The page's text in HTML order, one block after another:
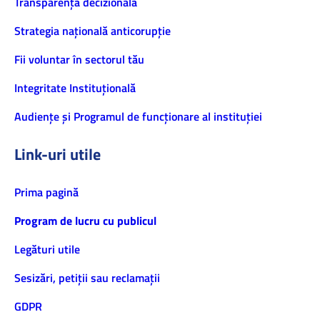
Strategia națională anticorupție
Fii voluntar în sectorul tău
Integritate Instituțională
Audiențe și Programul de funcționare al instituției
Link-uri utile
Prima pagină
Program de lucru cu publicul
Legături utile
Sesizări, petiţii sau reclamații
GDPR